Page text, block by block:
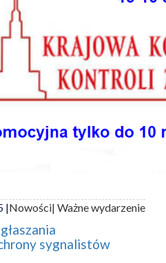
|Nowości| Ważne wydarzenie
sygnalistów